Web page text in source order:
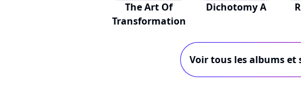
The Art Of
Transformation
Dichotomy A
Voir tous les albums et